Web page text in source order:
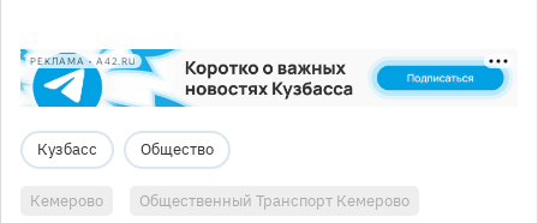
РЕКЛАМА • A42.RU
Кузбасс Общество
Кемерово Общественный Транспорт Кемерово